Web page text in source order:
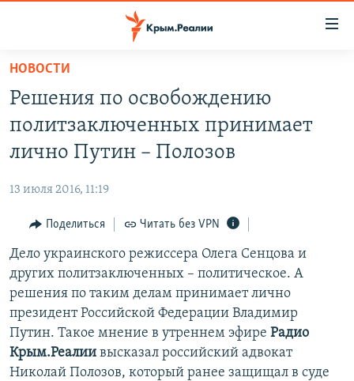
Вернуться
основному
содержанию
главной
Вернутся
поиску
11 ЛЕТ ОККУПАЦИИ КРЫМА. 11 ИСТОРИЙ СОПРОТИВЛЕНИЯ
ЕЩЕ
ИНТЕРАКТИВ
ИНФОГРАФИКА
СОВЕТЫ ПРАВОЗАЩИТНИКОВ
ПРОПАВШИЕ БЕЗ ВЕСТИ
ПОБЕДИТЕЛЕЙ НЕ СУДЯТ?
РАДІО СВОБОДА
КАК ОБОЙТИ БЛОКИРОВКУ
Українською
Qırımtatar
ПРИСОЕДИНЯЙТЕСЬ!
НОВОСТИ
Решения по освобождению
политзаключенных принимает
лично Путин – Полозов
13 июля 2016, 11:19
Поделиться Читать без VPN
Дело украинского режиссера Олега Сенцова и
других политзаключенных – политическое. А
решения по таким делам принимает лично
президент Российской Федерации Владимир
Путин. Такое мнение в утреннем эфире Радио
Крым.Реалии высказал российский адвокат
Николай Полозов, который ранее защищал в суде